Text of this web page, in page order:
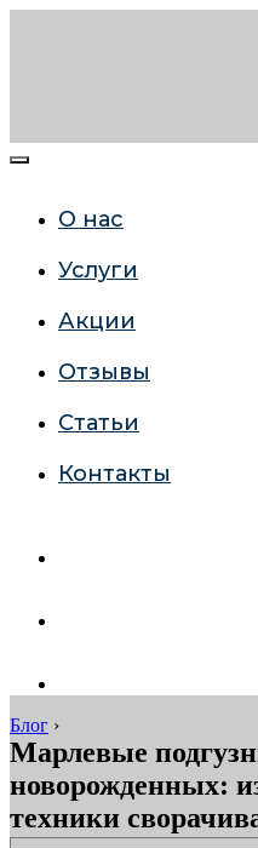
О нас
Услуги
Акции
Отзывы
Статьи
Контакты
Блог ›
Марлевые
новорожденных:
техники